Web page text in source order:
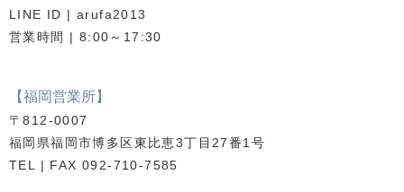
LINE ID | arufa2013
営業時間 | 8:00～17:30
【福岡営業所】
〒812-0007
福岡県福岡市博多区東比恵3丁目27番1号
TEL | FAX 092-710-7585